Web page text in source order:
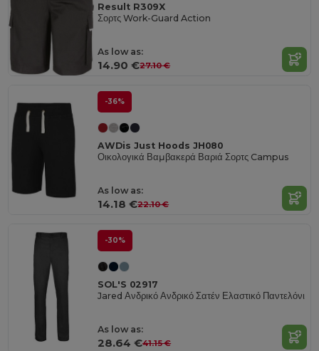
Result R309X
Σορτς Work-Guard Action
As low as:
14.90 €27.10 €
-36%
AWDis Just Hoods JH080
Οικολογικά Βαμβακερά Βαριά Σορτς Campus
As low as:
14.18 €22.10 €
-30%
SOL'S 02917
Jared Ανδρικό Ανδρικό Σατέν Ελαστικό Παντελόνι
As low as:
28.64 €41.15 €